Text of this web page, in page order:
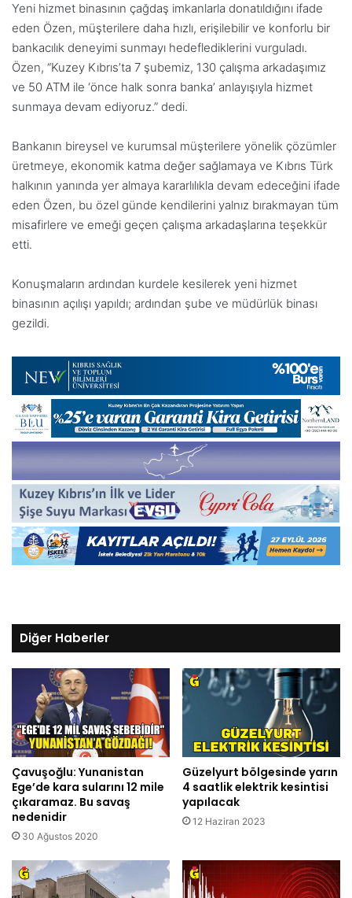
Yeni hizmet binasının çağdaş imkanlarla donatıldığını ifade
eden Özen, müşterilere daha hızlı, erişilebilir ve konforlu bir
bankacılık deneyimi sunmayı hedeflediklerini vurguladı.
Özen, “Kuzey Kıbrıs’ta 7 şubemiz, 130 çalışma arkadaşımız
ve 50 ATM ile ‘önce halk sonra banka’ anlayışıyla hizmet
sunmaya devam ediyoruz.” dedi.
Bankanın bireysel ve kurumsal müşterilere yönelik çözümler
üretmeye, ekonomik katma değer sağlamaya ve Kıbrıs Türk
halkının yanında yer almaya kararlılıkla devam edeceğini ifade
eden Özen, bu özel günde kendilerini yalnız bırakmayan tüm
misafirlere ve emeği geçen çalışma arkadaşlarına teşekkür
etti.
Konuşmaların ardından kurdele kesilerek yeni hizmet
binasının açılışı yapıldı; ardından şube ve müdürlük binası
gezildi.
Diğer Haberler
Çavuşoğlu: Yunanistan
Ege’de kara sularını 12 mile
çıkaramaz. Bu savaş
nedenidir
30 Ağustos 2020
Güzelyurt bölgesinde yarın
4 saatlik elektrik kesintisi
yapılacak
12 Haziran 2023